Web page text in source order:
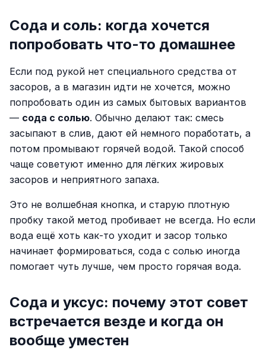
Сода и соль: когда хочется
попробовать что-то домашнее
Если под рукой нет специального средства от
засоров, а в магазин идти не хочется, можно
попробовать один из самых бытовых вариантов
— сода с солью. Обычно делают так: смесь
засыпают в слив, дают ей немного поработать, а
потом промывают горячей водой. Такой способ
чаще советуют именно для лёгких жировых
засоров и неприятного запаха.
Это не волшебная кнопка, и старую плотную
пробку такой метод пробивает не всегда. Но если
вода ещё хоть как-то уходит и засор только
начинает формироваться, сода с солью иногда
помогает чуть лучше, чем просто горячая вода.
Сода и уксус: почему этот совет
встречается везде и когда он
вообще уместен